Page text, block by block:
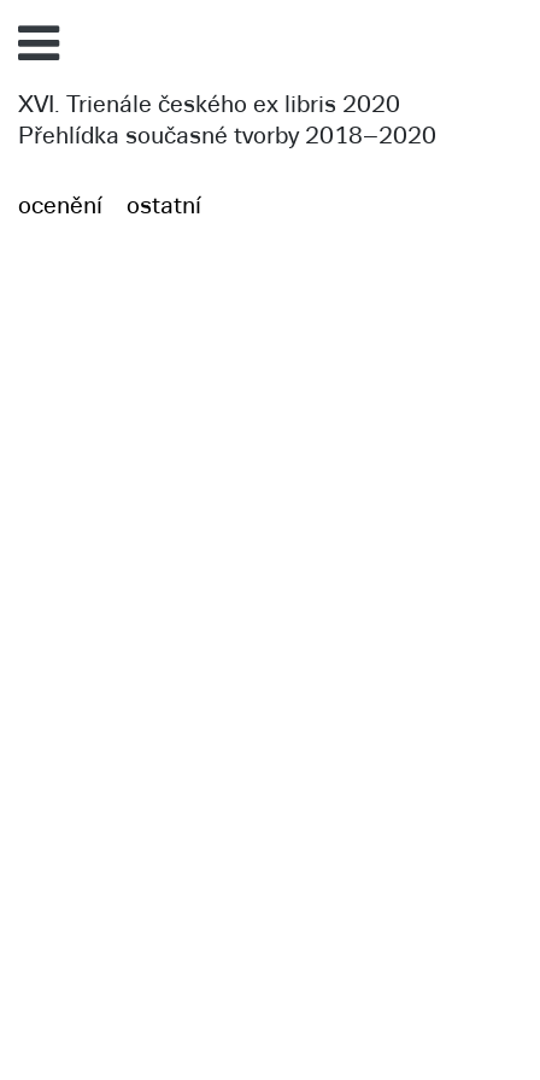
XVI. Trienále českého ex libris 2020
Přehlídka současné tvorby 2018–2020
ocenění ostatní